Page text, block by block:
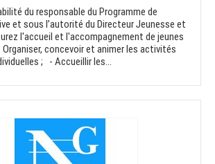
du responsable du Programme de
et sous l’autorité du Directeur Jeunesse et
l'accueil et l'accompagnement de jeunes
Organiser, concevoir et animer les activités
; - Accueillir les...